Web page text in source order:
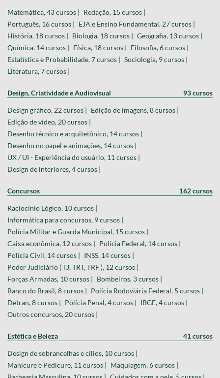
Matemática, 43 cursos |
Redação, 15 cursos |
Português, 16 cursos |
EJA e Ensino Fundamental, 27 cursos |
História, 18 cursos |
Biologia, 18 cursos |
Geografia, 13 cursos |
Química, 14 cursos |
Física, 18 cursos |
Filosofia, 6 cursos |
Estatística e Probabilidade, 7 cursos |
Sociologia, 9 cursos |
Literatura, 7 cursos |
Design, Criatividade e Audiovisual 93 cursos
Design gráfico, 22 cursos |
Edição de imagens, 8 cursos |
Edição de vídeo, 20 cursos |
Desenho técnico e arquitetônico, 14 cursos |
Desenho no papel e animações, 14 cursos |
UX / UI - Experiência do usuário, 11 cursos |
Design de interiores, 4 cursos |
Concursos 162 cursos
Raciocínio Lógico, 10 cursos |
Informática para concursos, 9 cursos |
Polícia Militar e Guarda Municipal, 15 cursos |
Caixa econômica, 12 cursos |
Polícia Federal, 14 cursos |
Polícia Civil, 14 cursos |
INSS, 14 cursos |
Poder Judiciário ( TJ, TRT, TRF ), 12 cursos |
Forças Armadas, 10 cursos |
Bombeiros, 3 cursos |
Banco do Brasil, 8 cursos |
Polícia Rodoviária Federal, 5 cursos |
Detran, 8 cursos |
Polícia Penal, 4 cursos |
IBGE, 4 cursos |
Outros concursos, 20 cursos |
Estética e Beleza 41 cursos
Design de sobrancelhas e cílios, 10 cursos |
Manicure e Pedicure, 11 cursos |
Maquiagem, 6 cursos |